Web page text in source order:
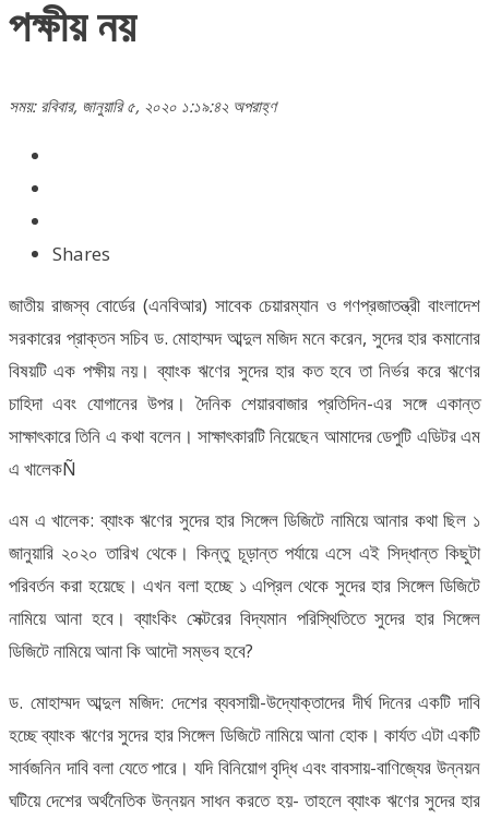
পক্ষীয় নয়
সময়: রবিবার, জানুয়ারি ৫, ২০২০ ১:১৯:৪২ অপরাহ্ণ
Shares
জাতীয় রাজস্ব বোর্ডের (এনবিআর) সাবেক চেয়ারম্যান ও গণপ্রজাতন্ত্রী বাংলাদেশ
সরকারের প্রাক্তন সচিব ড. মোহাম্মদ আব্দুল মজিদ মনে করেন, সুদের হার কমানোর
বিষয়টি এক পক্ষীয় নয়। ব্যাংক ঋণের সুদের হার কত হবে তা নির্ভর করে ঋণের
চাহিদা এবং যোগানের উপর। দৈনিক শেয়ারবাজার প্রতিদিন-এর সঙ্গে একান্ত
সাক্ষাৎকারে তিনি এ কথা বলেন। সাক্ষাৎকারটি নিয়েছেন আমাদের ডেপুটি এডিটর এম
এ খালেকÑ
এম এ খালেক: ব্যাংক ঋণের সুদের হার সিঙ্গেল ডিজিটে নামিয়ে আনার কথা ছিল ১
জানুয়ারি ২০২০ তারিখ থেকে। কিন্তু চূড়ান্ত পর্যায়ে এসে এই সিদ্ধান্ত কিছুটা
পরিবর্তন করা হয়েছে। এখন বলা হচ্ছে ১ এপ্রিল থেকে সুদের হার সিঙ্গেল ডিজিটে
নামিয়ে আনা হবে। ব্যাংকিং সেক্টরের বিদ্যমান পরিস্থিতিতে সুদের হার সিঙ্গেল
ডিজিটে নামিয়ে আনা কি আদৌ সম্ভব হবে?
ড. মোহাম্মদ আব্দুল মজিদ: দেশের ব্যবসায়ী-উদ্যোক্তাদের দীর্ঘ দিনের একটি দাবি
হচ্ছে ব্যাংক ঋণের সুদের হার সিঙ্গেল ডিজিটে নামিয়ে আনা হোক। কার্যত এটা একটি
সার্বজনিন দাবি বলা যেতে পারে। যদি বিনিয়োগ বৃদ্ধি এবং বাবসায়-বাণিজ্যের উন্নয়ন
ঘটিয়ে দেশের অর্থনৈতিক উন্নয়ন সাধন করতে হয়- তাহলে ব্যাংক ঋণের সুদের হার